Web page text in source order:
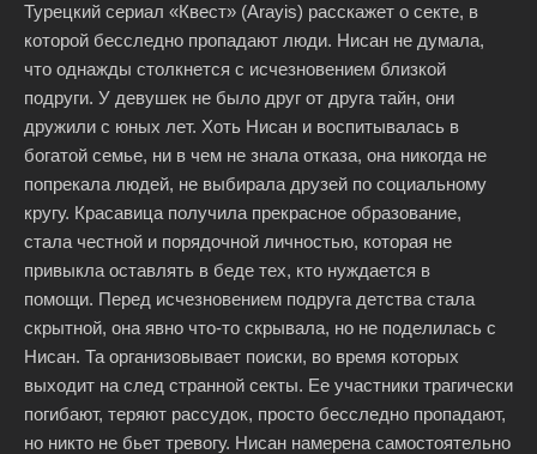
Турецкий сериал «Квест» (Arayis) расскажет о секте, в
которой бесследно пропадают люди. Нисан не думала,
что однажды столкнется с исчезновением близкой
подруги. У девушек не было друг от друга тайн, они
дружили с юных лет. Хоть Нисан и воспитывалась в
богатой семье, ни в чем не знала отказа, она никогда не
попрекала людей, не выбирала друзей по социальному
кругу. Красавица получила прекрасное образование,
стала честной и порядочной личностью, которая не
привыкла оставлять в беде тех, кто нуждается в
помощи. Перед исчезновением подруга детства стала
скрытной, она явно что-то скрывала, но не поделилась с
Нисан. Та организовывает поиски, во время которых
выходит на след странной секты. Ее участники трагически
погибают, теряют рассудок, просто бесследно пропадают,
но никто не бьет тревогу. Нисан намерена самостоятельно